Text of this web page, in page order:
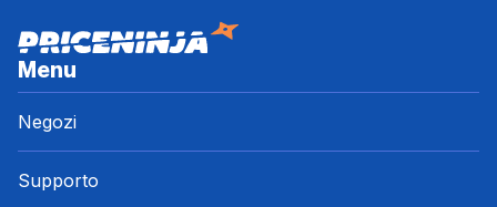
Menu
Negozi
Supporto